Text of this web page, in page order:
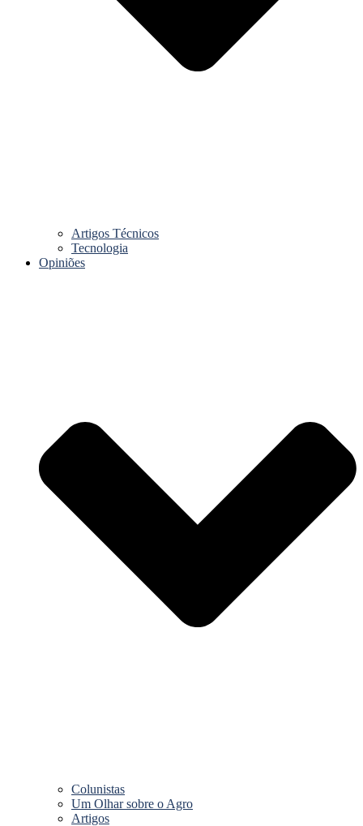
Artigos Técnicos
Tecnologia
Opiniões
Colunistas
Um Olhar sobre o Agro
Artigos